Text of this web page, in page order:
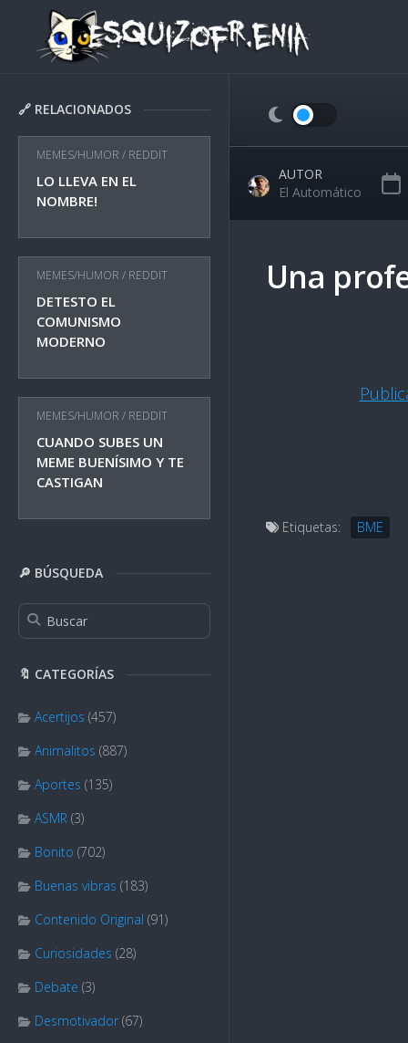
content
🔗 RELACIONADOS
MEMES/HUMOR / REDDIT
LO LLEVA EN EL
NOMBRE!
MEMES/HUMOR / REDDIT
DETESTO EL
COMUNISMO
MODERNO
MEMES/HUMOR / REDDIT
CUANDO SUBES UN
MEME BUENÍSIMO Y TE
CASTIGAN
🔎 BÚSQUEDA
🔖 CATEGORÍAS
Acertijos (457)
Animalitos (887)
Aportes (135)
ASMR (3)
Bonito (702)
Buenas vibras (183)
Contenido Original (91)
Curiosidades (28)
Debate (3)
Desmotivador (67)
AUTOR
El Automático
Una
Etiquetas: BME